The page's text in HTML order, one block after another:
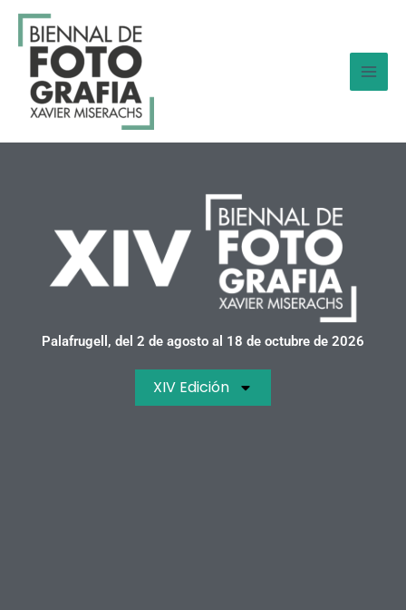
contenido
Palafrugell, del 2 de agosto al 18 de octubre de 2026
XIV Edición